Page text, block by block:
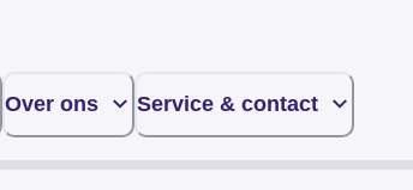
Over ons Service & contact